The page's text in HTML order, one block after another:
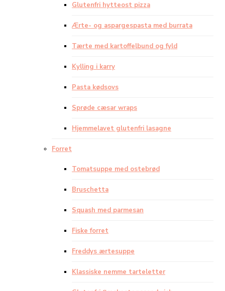
Glutenfri hytteost pizza
Ærte- og aspargespasta med burrata
Tærte med kartoffelbund og fyld
Kylling i karry
Pasta kødsovs
Sprøde cæsar wraps
Hjemmelavet glutenfri lasagne
Forret
Tomatsuppe med ostebrød
Bruschetta
Squash med parmesan
Fiske forret
Freddys ærtesuppe
Klassiske nemme tarteletter